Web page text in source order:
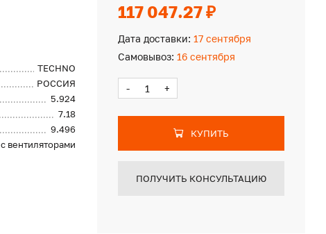
TECHNO
РОССИЯ
5.924
7.18
9.496
с вентиляторами
117 047.27 ₽
Дата доставки: 17 сентября
Самовывоз: 16 сентября
- +
КУПИТЬ
ПОЛУЧИТЬ КОНСУЛЬТАЦИЮ